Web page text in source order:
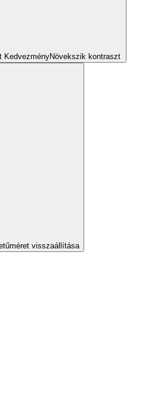
KedvezményNövekszik kontraszt
visszaállítása